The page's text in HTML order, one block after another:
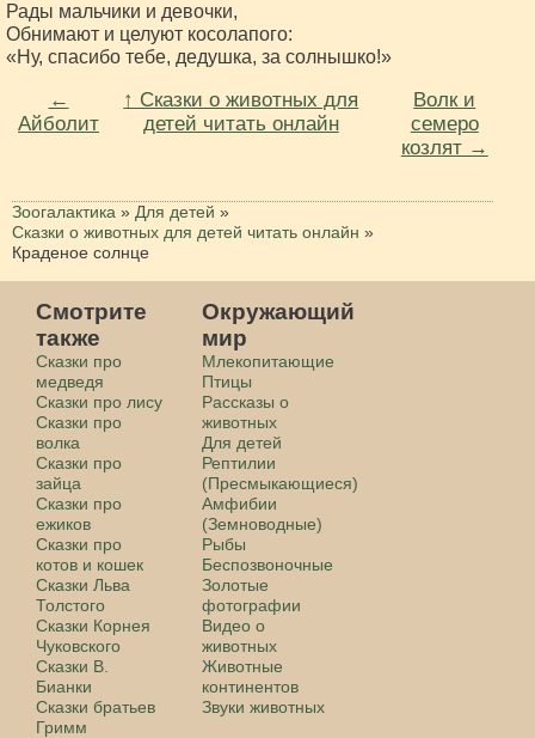
Рады мальчики и девочки,
Обнимают и целуют косолапого:
«Ну, спасибо тебе, дедушка, за солнышко!»
←
Айболит
↑ Сказки о животных для
детей читать онлайн
Волк и
семеро
козлят →
Зоогалактика » Для детей »
Сказки о животных для детей читать онлайн »
Краденое солнце
Смотрите
также
Сказки про
медведя
Сказки про лису
Сказки про
волка
Сказки про
зайца
Сказки про
ежиков
Сказки про
котов и кошек
Сказки Льва
Толстого
Сказки Корнея
Чуковского
Сказки В.
Бианки
Сказки братьев
Гримм
Окружающий
мир
Млекопитающие
Птицы
Рассказы о
животных
Для детей
Рептилии
(Пресмыкающиеся)
Амфибии
(Земноводные)
Рыбы
Беспозвоночные
Золотые
фотографии
Видео о
животных
Животные
континентов
Звуки животных